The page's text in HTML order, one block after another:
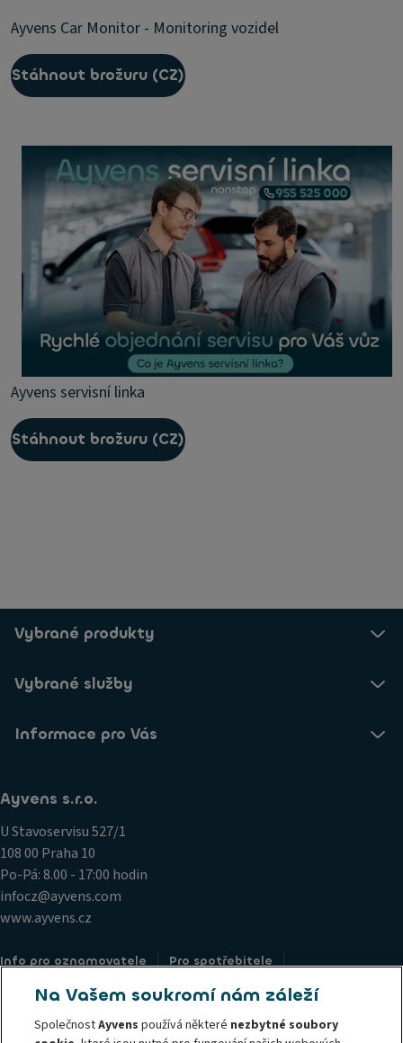
Ayvens Car Monitor - Monitoring vozidel
Stáhnout brožuru (CZ)
Ayvens servisní linka
Stáhnout brožuru (CZ)
Vybrané produkty
Vybrané služby
Informace pro Vás
Ayvens s.r.o.
U Stavoservisu 527/1
108 00 Praha 10
Po-Pá: 8.00 - 17:00 hodin
infocz@ayvens.com
www.ayvens.cz
Info pro oznamovatele
Pro spotřebitele
Zásady používání souborů cookie
Societe Generale
Stížnosti
Whistleblowing
Na Vašem soukromí nám záleží
SpolečnostAyvens používá některé nezbytné soubory